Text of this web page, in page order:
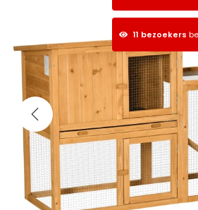
11 bezoekers